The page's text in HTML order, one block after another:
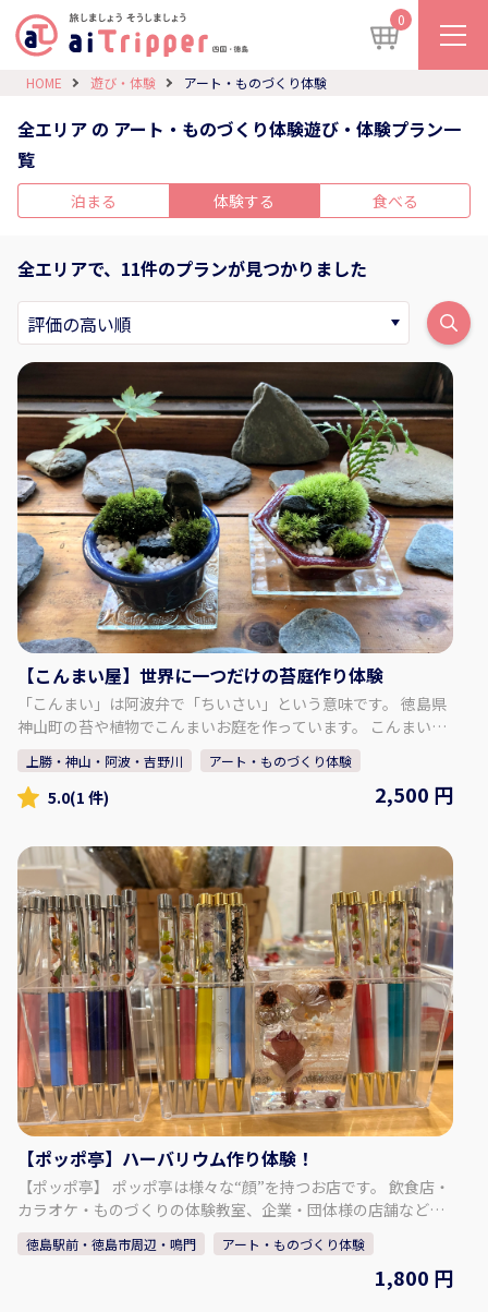
0
HOME 遊び・体験 アート・ものづくり体験
全エリア の アート・ものづくり体験遊び・体験プラン一
覧
泊まる 体験する 食べる
全エリアで、11件のプランが見つかりました
【こんまい屋】世界に一つだけの苔庭作り体験
「こんまい」は阿波弁で「ちいさい」という意味です。 徳島県
神山町の苔や植物でこんまいお庭を作っています。 こんまい世
界を楽しんでもらえたらと思います（＾＾） ★苔庭作り体験★
自分で作る世界に一つだけの苔庭♪ お家に持って帰って大切に
育ててくださいね 日に日に愛着がわいてきますよ～！ ご自宅で
西郡神山町上分中津２３９−１ 定休日 不定休となる為、
SNSで確認、又はお問い合わせください。 SNS
Facebook：https://www.facebook.com/conmaiya
instagram：
https://www.instagram.com/conmaiya_kamiyama/
オンラインショップ：https://conmaiya.stores.jp
上勝・神山・阿波・吉野川 アート・ものづくり体験
5.0(1 件) 2,500 円
【ポッポ亭】ハーバリウム作り体験！
【ポッポ亭】 ポッポ亭は様々な“顔”を持つお店です。 飲食店・
カラオケ・ものづくりの体験教室、企業・団体様の店舗などの
展示やディスプレイをご依頼いただくこともございます。共通
することは、お客様だけでなく、関わるすべてに笑顔になって
いただきたいという想い。皆様の日常に少しでも華やかさ、楽
徳島駅前・徳島市周辺・鳴門 アート・ものづくり体験
1,800 円